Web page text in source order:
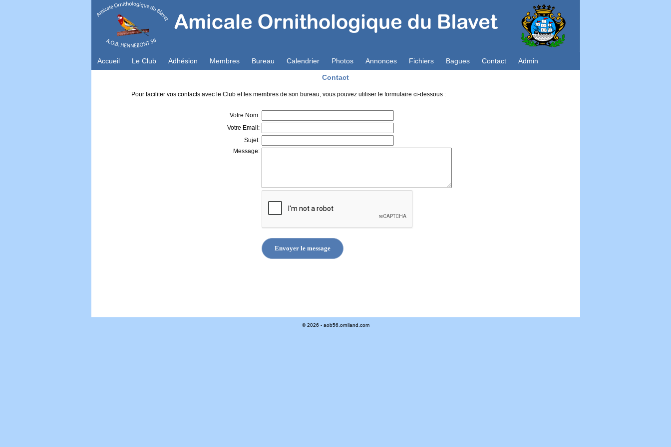
Accueil Le Club Adhésion Membres Bureau Calendrier Photos Annonces Fichiers Bagues Contact Admin
Contact
Pour faciliter vos contacts avec le Club et les membres de son bureau, vous pouvez utiliser le formulaire ci-dessous :
Votre Nom:
Votre Email:
Sujet:
Message:
© 2026 - aob56.orniland.com